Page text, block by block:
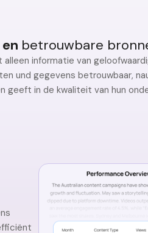
betrouwbare
informatie van
und gegevens betrouwbaar,
geeft in de kwaliteit van hun